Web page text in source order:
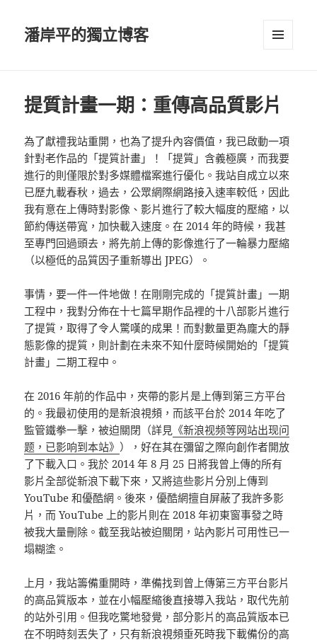
潘岸平的獨立博客
提質計畫一期：重傳高品質影片
為了獻禮我站重開，也為了提升內容價值，我已啟動一項
針對老作品的「提質計畫」！「提質」含義極廣，而我要
進行的則僅限於對多媒體檔案進行優化。我站自成立以來
已歷九載春秋，過去，公眾網際網路接入速率較低，因此
我有意在上傳時對影像、影片進行了較大幅度的壓縮，以
節約傳送帶寬，加快載入速度。在 2014 年的時候，我甚
至專門回過頭去，將先前上傳的影像進行了一輪暴力壓縮
（以極低的品質因子重新導出 JPEG）。
事情，要一件一件地做！在剛剛完成的「提質計畫」一期
工程中，我對分佈在十七篇早期作品裡的十八部影片進行
了提質，取得了令人驚嘆的成果！而對數量更為龐大的靜
態影像的提質，則計劃在未來不知什麼時候開始的「提質
計畫」二期工程中。
在 2016 年前的作品中，夾帶的影片是上傳到第三方平台
的。我最初使用的是新浪視頻，而該平台於 2014 年吃了
監管鐵拳一擊，被迫關閉（詳見 《新浪视频等网站出现问
题，已影响到本站》 ），好在其在彌留之際向創作者開放
了下載入口。我於 2014 年 8 月 25 日將我曾上傳的所有
影片全部從新浪下載下來，又將這些影片分別上傳到
YouTube 和優酷網。後來，優酷網擅自屏蔽了我許多影
片，而 YouTube 上的影片則在 2018 年初東窗事發之時
被我大量刪除。截至我站被迫關閉，站內影片可用性已一
塌糊塗。
上月，我站籌備重開時，準備找到曾上傳第三方平台影片
的高品質版本，並在小幅壓縮後直接導入我站，取代先前
的站外引用。但我吃驚地發覺，部分影片的高品質版本已
在不明時刻丟失了，只有新浪視頻垂死時我下載備份的高